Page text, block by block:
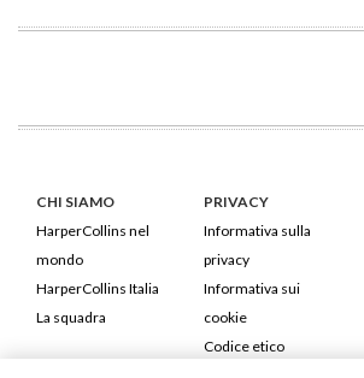
CHI SIAMO
HarperCollins nel
mondo
HarperCollins Italia
La squadra
PRIVACY
Informativa sulla
privacy
Informativa sui
cookie
Codice etico